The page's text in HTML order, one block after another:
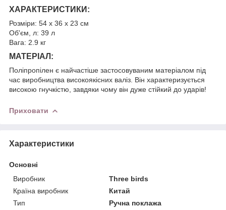
ХАРАКТЕРИСТИКИ:
Розміри: 54 х 36 х 23 см
Об'єм, л: 39 л
Вага: 2.9 кг
МАТЕРІАЛ:
Поліпропілен є найчастіше застосовуваним матеріалом під
час виробництва високоякісних валіз. Він характеризується
високою гнучкістю, завдяки чому він дуже стійкий до ударів!
Приховати
Характеристики
Основні
Виробник
Three birds
Країна виробник
Китай
Тип
Ручна поклажа